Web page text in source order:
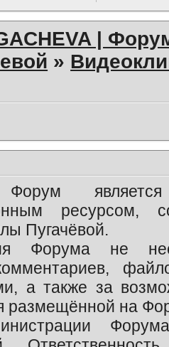
|
»
является
ресурсом,
Пугачёвой.
Форума не
а также за
размещённой на